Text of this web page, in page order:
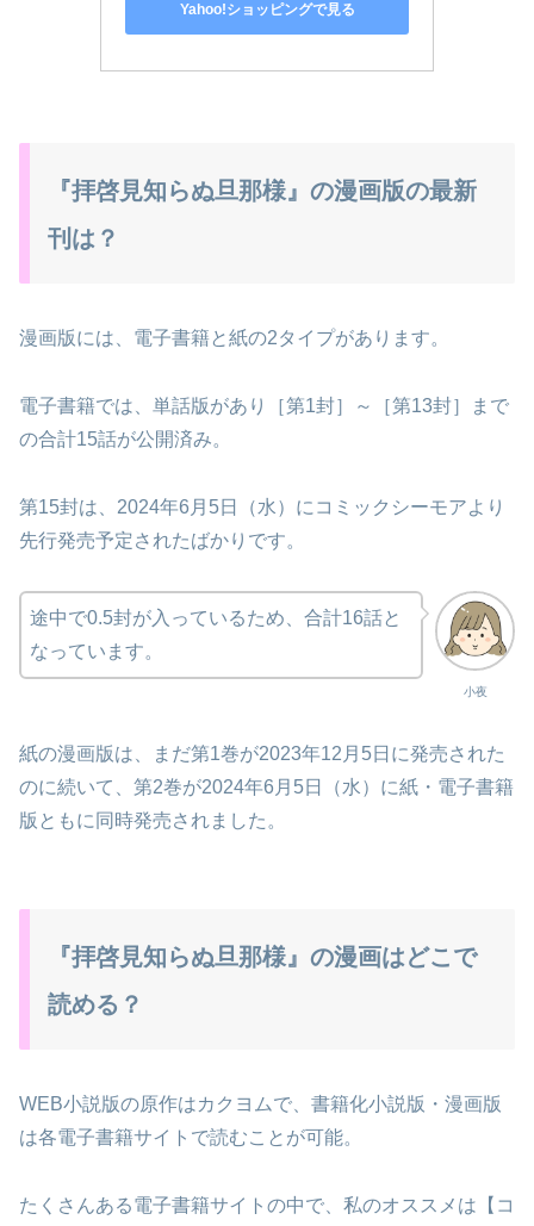
Yahoo!ショッピングで見る
『拝啓見知らぬ旦那様』の漫画版の最新
刊は？
漫画版には、電子書籍と紙の2タイプがあります。
電子書籍では、単話版があり［第1封］～［第13封］まで
の合計15話が公開済み。
第15封は、2024年6月5日（水）にコミックシーモアより
先行発売予定されたばかりです。
小夜
途中で0.5封が入っているため、合計16話と
なっています。
紙の漫画版は、まだ第1巻が2023年12月5日に発売された
のに続いて、第2巻が2024年6月5日（水）に紙・電子書籍
版ともに同時発売されました。
『拝啓見知らぬ旦那様』の漫画はどこで
読める？
WEB小説版の原作はカクヨムで、書籍化小説版・漫画版
は各電子書籍サイトで読むことが可能。
たくさんある電子書籍サイトの中で、私のオススメは【コ